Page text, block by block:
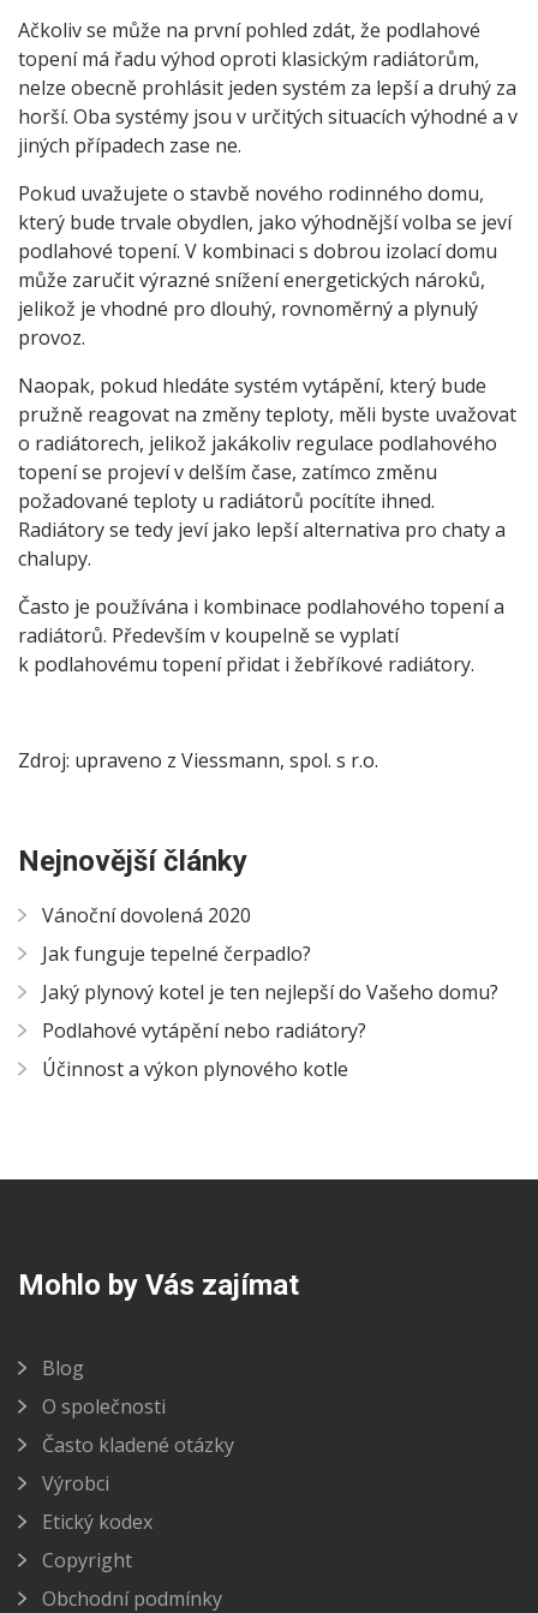
Ačkoliv se může na první pohled zdát, že podlahové
topení má řadu výhod oproti klasickým radiátorům,
nelze obecně prohlásit jeden systém za lepší a druhý za
horší. Oba systémy jsou v určitých situacích výhodné a v
jiných případech zase ne.
Pokud uvažujete o stavbě nového rodinného domu,
který bude trvale obydlen, jako výhodnější volba se jeví
podlahové topení. V kombinaci s dobrou izolací domu
může zaručit výrazné snížení energetických nároků,
jelikož je vhodné pro dlouhý, rovnoměrný a plynulý
provoz.
Naopak, pokud hledáte systém vytápění, který bude
pružně reagovat na změny teploty, měli byste uvažovat
o radiátorech, jelikož jakákoliv regulace podlahového
topení se projeví v delším čase, zatímco změnu
požadované teploty u radiátorů pocítíte ihned.
Radiátory se tedy jeví jako lepší alternativa pro chaty a
chalupy.
Často je používána i kombinace podlahového topení a
radiátorů. Především v koupelně se vyplatí
k podlahovému topení přidat i žebříkové radiátory.
Zdroj: upraveno z Viessmann, spol. s r.o.
Nejnovější články
Vánoční dovolená 2020
Jak funguje tepelné čerpadlo?
Jaký plynový kotel je ten nejlepší do Vašeho domu?
Podlahové vytápění nebo radiátory?
Účinnost a výkon plynového kotle
Mohlo by Vás zajímat
Blog
O společnosti
Často kladené otázky
Výrobci
Etický kodex
Copyright
Obchodní podmínky